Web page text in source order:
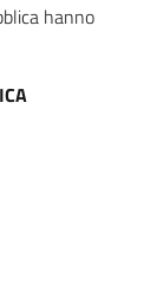
hanno